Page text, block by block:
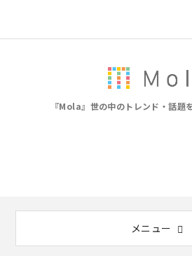
『Mola』世の中のトレンド・話題
メニュー